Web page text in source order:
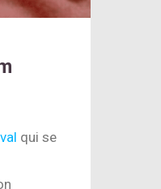
qui se